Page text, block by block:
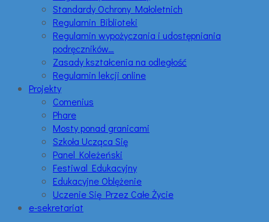
Standardy Ochrony Małoletnich
Regulamin Biblioteki
Regulamin wypożyczania i udostępniania
podręczników…
Zasady kształcenia na odległość
Regulamin lekcji online
Projekty
Comenius
Phare
Mosty ponad granicami
Szkoła Ucząca Się
Panel Koleżeński
Festiwal Edukacyjny
Edukacyjne Oblężenie
Uczenie Się Przez Całe Życie
e-sekretariat